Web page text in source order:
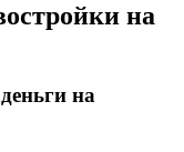
на
на